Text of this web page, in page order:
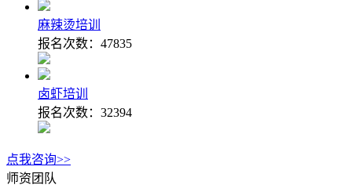
麻辣烫培训
报名次数： 47835
卤虾培训
报名次数： 32394
点我咨询>>
师资团队